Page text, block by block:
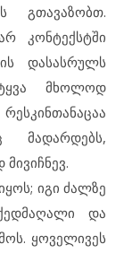
გთავაზობთ.
კონტექსტში
დასასრულს
მხოლოდ
მადარდებს,
იგი ძალზე
და
ყოველივეს